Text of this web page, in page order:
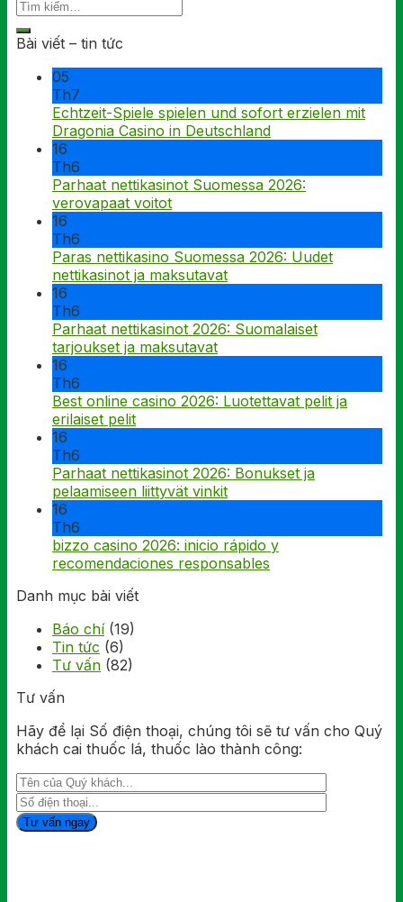
Bài viết – tin tức
05
Th7
Echtzeit-Spiele spielen und sofort erzielen mit
Dragonia Casino in Deutschland
16
Th6
Parhaat nettikasinot Suomessa 2026:
verovapaat voitot
16
Th6
Paras nettikasino Suomessa 2026: Uudet
nettikasinot ja maksutavat
16
Th6
Parhaat nettikasinot 2026: Suomalaiset
tarjoukset ja maksutavat
16
Th6
Best online casino 2026: Luotettavat pelit ja
erilaiset pelit
16
Th6
Parhaat nettikasinot 2026: Bonukset ja
pelaamiseen liittyvät vinkit
16
Th6
bizzo casino 2026: inicio rápido y
recomendaciones responsables
Danh mục bài viết
Báo chí(19)
Tin tức (6)
Tư vấn (82)
Tư vấn
Hãy để lại Số điện thoại, chúng tôi sẽ tư vấn cho Quý
khách cai thuốc lá, thuốc lào thành công: